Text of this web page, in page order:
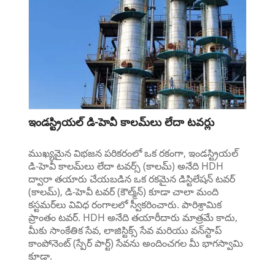
ఇండస్ట్రియల్ డి-హెవీ కాలమ్‌లు లేదా టవర్లు
ముఖ్యమైన విభజన పరికరంలో ఒక రకంగా, ఇండస్ట్రియల్
డి-హెవీ కాలమ్‌లు లేదా టవర్స్ (కాలమ్) అనేది HDH
ద్వారా తయారు చేయబడిన ఒక రకమైన డిస్టిలేషన్ టవర్
(కాలమ్), డి-హెవీ టవర్ (కౌల్మ్‌న్) కూడా చాలా మంది
కస్టమర్‌లు వివిధ రంగాలలో స్వీకరించారు. పారిశ్రామిక
ప్రాంతం టవర్. HDH అనేది తయారీదారు మాత్రమే కాదు,
మీకు సాంకేతిక సేవ, లాజిస్టిక్స్ సేవ మరియు వన్‌స్టాప్
కాంపోనెంట్ (స్పేర్ పార్ట్) సేవను అందించగల మీ భాగస్వామి
కూడా.